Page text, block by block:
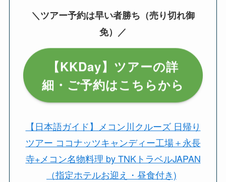
＼ツアー予約は早い者勝ち（売り切れ御
免）／
【KKDay】ツアーの詳
細・ご予約はこちらから
【日本語ガイド】メコン川クルーズ 日帰り
ツアー ココナッツキャンディー工場＋永長
寺+メコン名物料理 by TNKトラベルJAPAN
（指定ホテルお迎え・昼食付き)